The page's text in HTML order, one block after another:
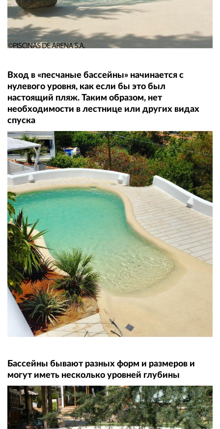
Вход в «песчаные бассейны» начинается с
нулевого уровня, как если бы это был
настоящий пляж. Таким образом, нет
необходимости в лестнице или других видах
спуска
Бассейны бывают разных форм и размеров и
могут иметь несколько уровней глубины